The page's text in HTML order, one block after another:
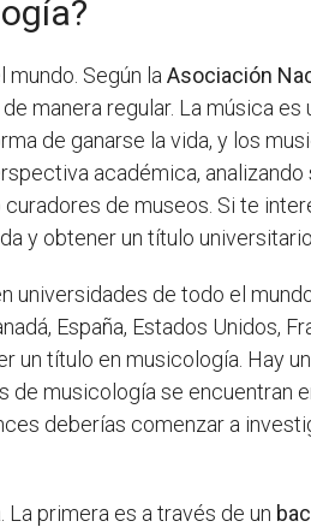
mundo. Según laAsociación
manera regular. La música
de ganarse la vida, y los
académica,
de museos. Si te
y obtener un título
universidades de todo el
España, Estados Unidos,
un título en musicología. Hay
musicología se encuentran
deberías comenzar a
primera es a través de un